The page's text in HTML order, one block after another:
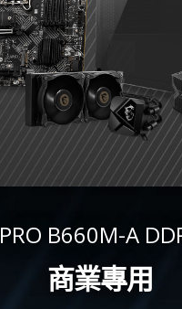
PRO B660M-A
商業專用